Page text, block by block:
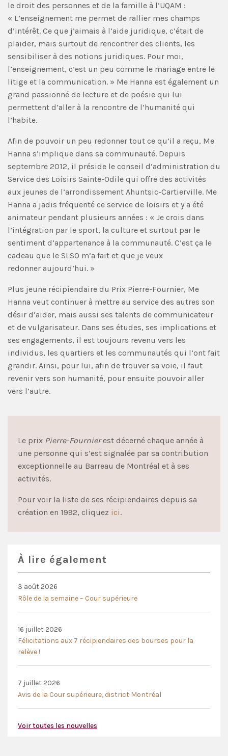
le droit des personnes et de la famille à l’UQAM :
« L’enseignement me permet de rallier mes champs
d’intérêt. Ce que j’aimais à l’aide juridique, c’était de
plaider, mais surtout de rencontrer des clients, les
sensibiliser à des notions juridiques. Pour moi,
l’enseignement, c’est un peu comme le mariage entre le
litige et la communication. » Me Hanna est également un
grand passionné de lecture et de poésie qui lui
permettent d’aller à la rencontre de l’humanité qui
l’habite.
Afin de pouvoir un peu redonner tout ce qu’il a reçu, Me
Hanna s’implique dans sa communauté. Depuis
septembre 2012, il préside le conseil d’administration du
Service des Loisirs Sainte-Odile qui offre des activités
aux jeunes de l’arrondissement Ahuntsic-Cartierville. Me
Hanna a jadis fréquenté ce service de loisirs et y a été
animateur pendant plusieurs années : « Je crois dans
l’intégration par le sport, la culture et surtout par le
sentiment d’appartenance à la communauté. C’est ça le
cadeau que le SLSO m’a fait et que je veux
redonner aujourd’hui. »
Plus jeune récipiendaire du Prix Pierre-Fournier, Me
Hanna veut continuer à mettre au service des autres son
désir d’aider, mais aussi ses talents de communicateur
et de vulgarisateur. Dans ses études, ses implications et
ses engagements, il est toujours revenu vers les
individus, les quartiers et les communautés qui l’ont fait
grandir. Ainsi, pour lui, afin de trouver sa voie, il faut
revenir vers son humanité, pour ensuite pouvoir aller
vers l’autre.
Le prix Pierre-Fournierest décerné chaque année à
une personne qui s’est signalée par sa contribution
exceptionnelle au Barreau de Montréal et à ses
activités.
Pour voir la liste de ses récipiendaires depuis sa
création en 1992, cliquez ici.
À lire également
3 août 2026
Rôle de la semaine – Cour supérieure
16 juillet 2026
Félicitations aux 7 récipiendaires des bourses pour la
relève !
7 juillet 2026
Avis de la Cour supérieure, district Montréal
Voir toutes les nouvelles